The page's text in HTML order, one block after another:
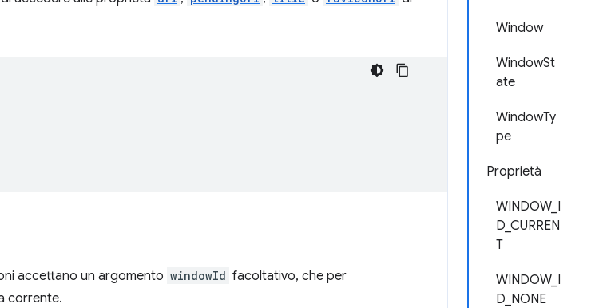
Window
WindowSt
ate
WindowTy
pe
Proprietà
WINDOW_I
D_CURREN
T
WINDOW_I
D_NONE
accettano un argomento windowId facoltativo, che per
corrente.